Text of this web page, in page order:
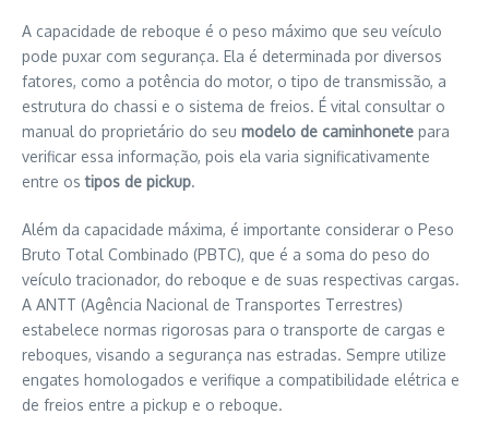
A capacidade de reboque é o peso máximo que seu veículo
pode puxar com segurança. Ela é determinada por diversos
fatores, como a potência do motor, o tipo de transmissão, a
estrutura do chassi e o sistema de freios. É vital consultar o
manual do proprietário do seu modelo de caminhonete para
verificar essa informação, pois ela varia significativamente
entre ostipos de pickup.
Além da capacidade máxima, é importante considerar o Peso
Bruto Total Combinado (PBTC), que é a soma do peso do
veículo tracionador, do reboque e de suas respectivas cargas.
A ANTT (Agência Nacional de Transportes Terrestres)
estabelece normas rigorosas para o transporte de cargas e
reboques, visando a segurança nas estradas. Sempre utilize
engates homologados e verifique a compatibilidade elétrica e
de freios entre a pickup e o reboque.